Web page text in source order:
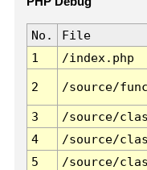
No. File
1
/index.php
2 /source/
3 /source/
4
/source/
5
/source/